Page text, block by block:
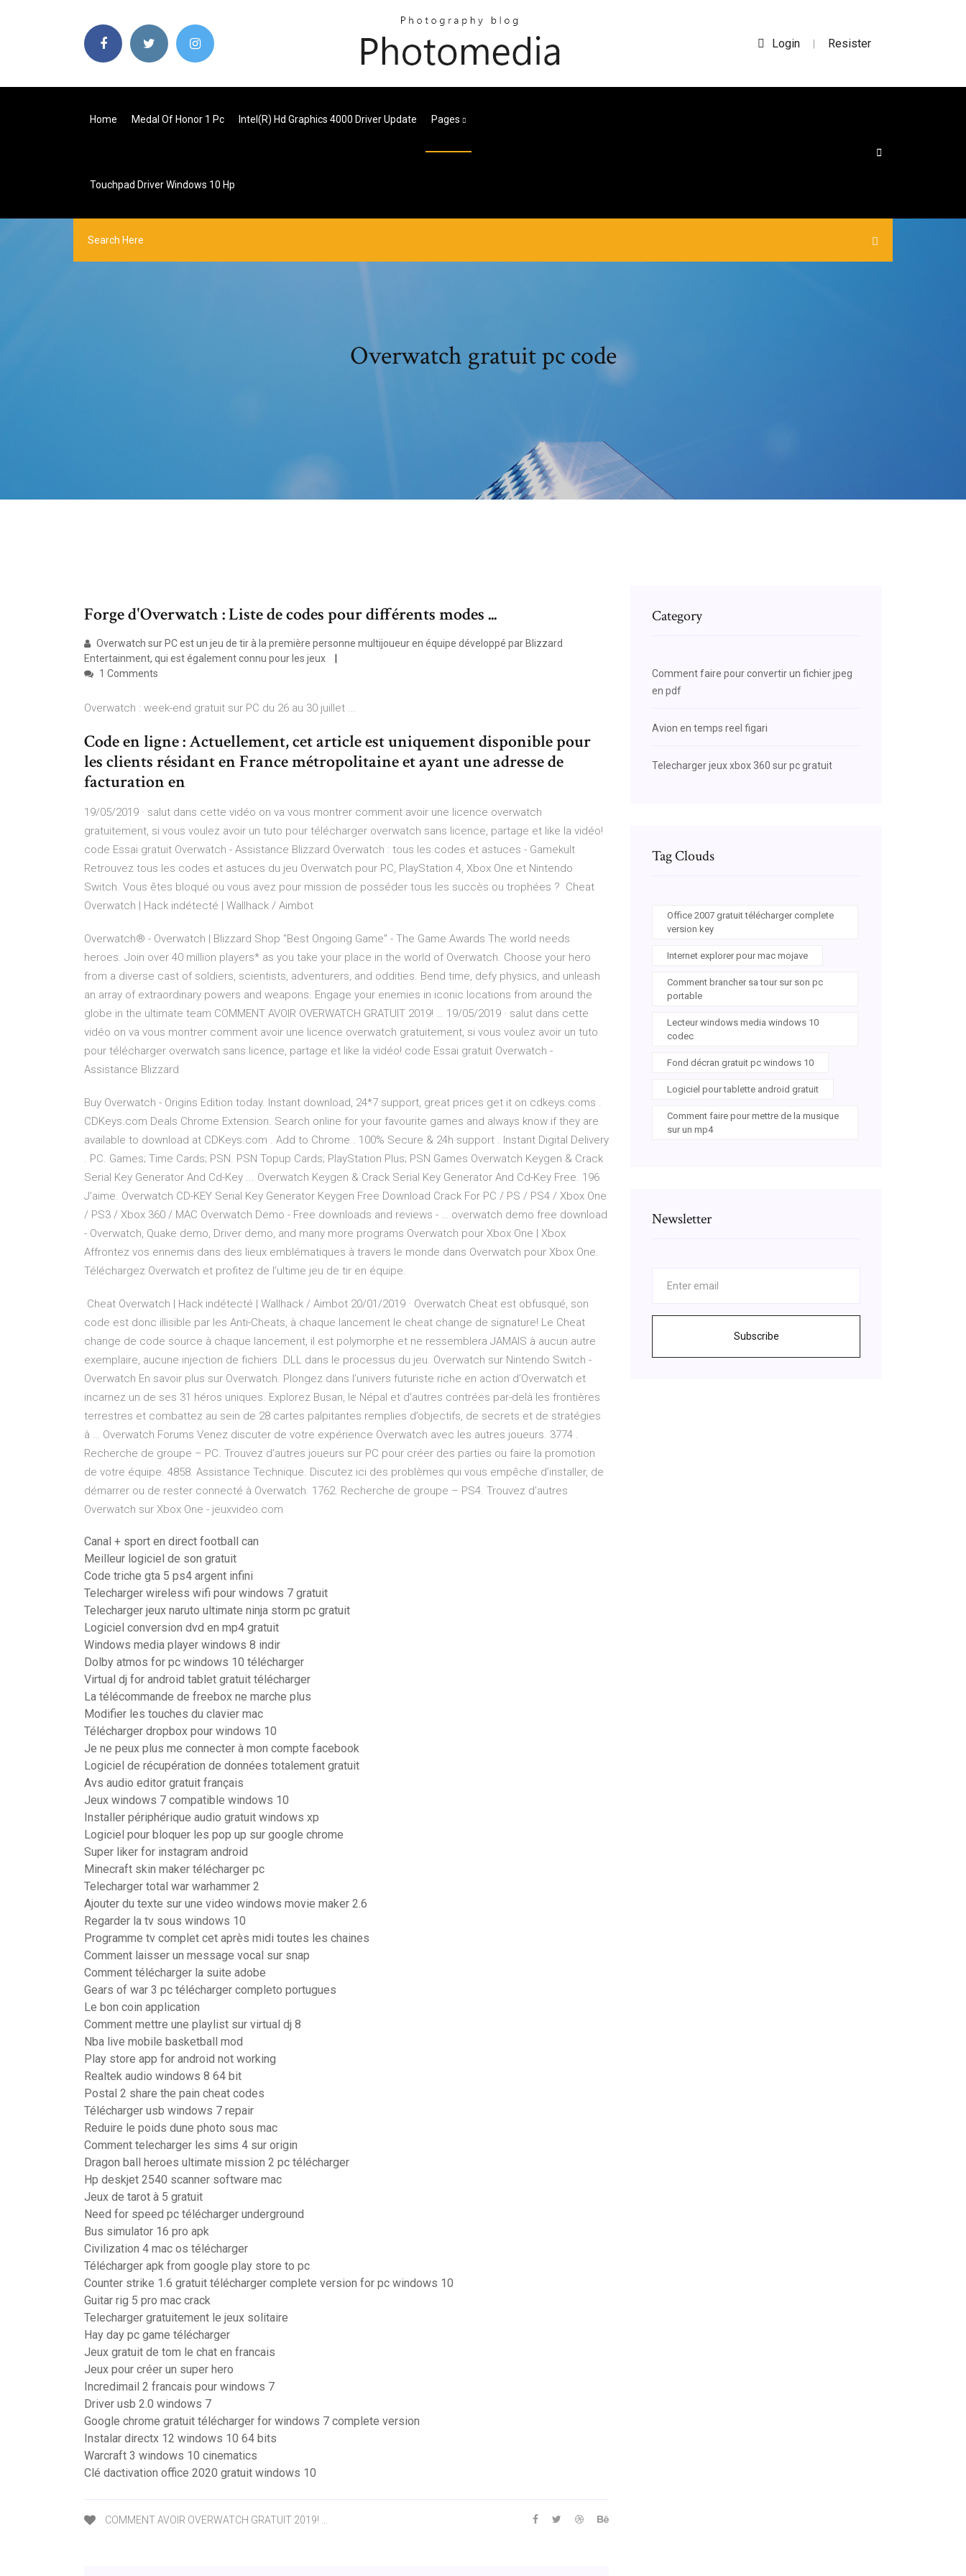
Login | Resister
Home Medal Of Honor 1 Pc Intel(r) Hd Graphics 4000 Driver Update Pages
Touchpad Driver Windows 10 Hp
Overwatch gratuit pc code
Forge d'Overwatch : Liste de codes pour différents modes ...
Overwatch sur PC est un jeu de tir à la première personne multijoueur en équipe développé par Blizzard
Entertainment, qui est également connu pour les jeux
1 Comments
Overwatch : week-end gratuit sur PC du 26 au 30 juillet ...
Code en ligne : Actuellement, cet article est uniquement disponible pour
les clients résidant en France métropolitaine et ayant une adresse de
facturation en
19/05/2019 · salut dans cette vidéo on va vous montrer comment avoir une licence overwatch
gratuitement, si vous voulez avoir un tuto pour télécharger overwatch sans licence, partage et like la vidéo!
code Essai gratuit Overwatch - Assistance Blizzard Overwatch : tous les codes et astuces - Gamekult
Retrouvez tous les codes et astuces du jeu Overwatch pour PC, PlayStation 4, Xbox One et Nintendo
Switch. Vous êtes bloqué ou vous avez pour mission de posséder tous les succès ou trophées ? ️ Cheat
Overwatch | Hack indétecté | Wallhack / Aimbot
Overwatch® - Overwatch | Blizzard Shop "Best Ongoing Game" - The Game Awards The world needs
heroes. Join over 40 million players* as you take your place in the world of Overwatch. Choose your hero
from a diverse cast of soldiers, scientists, adventurers, and oddities. Bend time, defy physics, and unleash
an array of extraordinary powers and weapons. Engage your enemies in iconic locations from around the
globe in the ultimate team COMMENT AVOIR OVERWATCH GRATUIT 2019! … 19/05/2019 · salut dans cette
vidéo on va vous montrer comment avoir une licence overwatch gratuitement, si vous voulez avoir un tuto
pour télécharger overwatch sans licence, partage et like la vidéo! code Essai gratuit Overwatch -
Assistance Blizzard
Buy Overwatch - Origins Edition today. Instant download, 24*7 support, great prices get it on cdkeys.coms .
CDKeys.com Deals Chrome Extension. Search online for your favourite games and always know if they are
available to download at CDKeys.com . Add to Chrome . 100% Secure & 24h support . Instant Digital Delivery
. PC. Games; Time Cards; PSN. PSN Topup Cards; PlayStation Plus; PSN Games Overwatch Keygen & Crack
Serial Key Generator And Cd-Key ... Overwatch Keygen & Crack Serial Key Generator And Cd-Key Free. 196
J’aime. Overwatch CD-KEY Serial Key Generator Keygen Free Download Crack For PC / PS / PS4 / Xbox One
/ PS3 / Xbox 360 / MAC Overwatch Demo - Free downloads and reviews - … overwatch demo free download
- Overwatch, Quake demo, Driver demo, and many more programs Overwatch pour Xbox One | Xbox
Affrontez vos ennemis dans des lieux emblématiques à travers le monde dans Overwatch pour Xbox One.
Téléchargez Overwatch et profitez de l’ultime jeu de tir en équipe.
️ Cheat Overwatch | Hack indétecté | Wallhack / Aimbot 20/01/2019 · Overwatch Cheat est obfusqué, son
code est donc illisible par les Anti-Cheats, à chaque lancement le cheat change de signature! Le Cheat
change de code source à chaque lancement, il est polymorphe et ne ressemblera JAMAIS à aucun autre
exemplaire, aucune injection de fichiers .DLL dans le processus du jeu. Overwatch sur Nintendo Switch -
Overwatch En savoir plus sur Overwatch. Plongez dans l’univers futuriste riche en action d’Overwatch et
incarnez un de ses 31 héros uniques. Explorez Busan, le Népal et d’autres contrées par-delà les frontières
terrestres et combattez au sein de 28 cartes palpitantes remplies d’objectifs, de secrets et de stratégies
à … Overwatch Forums Venez discuter de votre expérience Overwatch avec les autres joueurs. 3774 .
Recherche de groupe – PC. Trouvez d’autres joueurs sur PC pour créer des parties ou faire la promotion
de votre équipe. 4858. Assistance Technique. Discutez ici des problèmes qui vous empêche d’installer, de
démarrer ou de rester connecté à Overwatch. 1762. Recherche de groupe – PS4. Trouvez d’autres
Overwatch sur Xbox One - jeuxvideo.com
Canal + sport en direct football can
Meilleur logiciel de son gratuit
Code triche gta 5 ps4 argent infini
Telecharger wireless wifi pour windows 7 gratuit
Telecharger jeux naruto ultimate ninja storm pc gratuit
Logiciel conversion dvd en mp4 gratuit
Windows media player windows 8 indir
Dolby atmos for pc windows 10 télécharger
Virtual dj for android tablet gratuit télécharger
La télécommande de freebox ne marche plus
Modifier les touches du clavier mac
Télécharger dropbox pour windows 10
Je ne peux plus me connecter à mon compte facebook
Logiciel de récupération de données totalement gratuit
Avs audio editor gratuit français
Jeux windows 7 compatible windows 10
Installer périphérique audio gratuit windows xp
Logiciel pour bloquer les pop up sur google chrome
Super liker for instagram android
Minecraft skin maker télécharger pc
Telecharger total war warhammer 2
Ajouter du texte sur une video windows movie maker 2.6
Regarder la tv sous windows 10
Programme tv complet cet après midi toutes les chaines
Comment laisser un message vocal sur snap
Comment télécharger la suite adobe
Gears of war 3 pc télécharger completo portugues
Le bon coin application
Comment mettre une playlist sur virtual dj 8
Nba live mobile basketball mod
Play store app for android not working
Realtek audio windows 8 64 bit
Postal 2 share the pain cheat codes
Télécharger usb windows 7 repair
Reduire le poids dune photo sous mac
Comment telecharger les sims 4 sur origin
Dragon ball heroes ultimate mission 2 pc télécharger
Hp deskjet 2540 scanner software mac
Jeux de tarot à 5 gratuit
Need for speed pc télécharger underground
Bus simulator 16 pro apk
Civilization 4 mac os télécharger
Télécharger apk from google play store to pc
Counter strike 1.6 gratuit télécharger complete version for pc windows 10
Guitar rig 5 pro mac crack
Telecharger gratuitement le jeux solitaire
Hay day pc game télécharger
Jeux gratuit de tom le chat en francais
Jeux pour créer un super hero
Incredimail 2 francais pour windows 7
Driver usb 2.0 windows 7
Google chrome gratuit télécharger for windows 7 complete version
Instalar directx 12 windows 10 64 bits
Warcraft 3 windows 10 cinematics
Clé dactivation office 2020 gratuit windows 10
COMMENT AVOIR OVERWATCH GRATUIT 2019! …
Category
Comment faire pour convertir un fichier jpeg
en pdf
Avion en temps reel figari
Telecharger jeux xbox 360 sur pc gratuit
Tag Clouds
Office 2007 gratuit télécharger complete
version key
Internet explorer pour mac mojave
Comment brancher sa tour sur son pc
portable
Lecteur windows media windows 10
codec
Fond décran gratuit pc windows 10
Logiciel pour tablette android gratuit
Comment faire pour mettre de la musique
sur un mp4
Newsletter
Subscribe